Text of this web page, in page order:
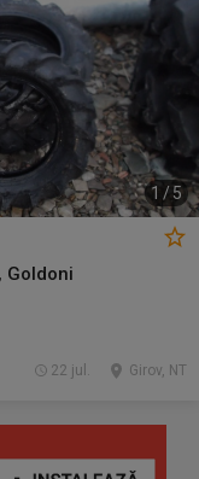
1 / 5
Goldoni
Girov, NT
22 jul.